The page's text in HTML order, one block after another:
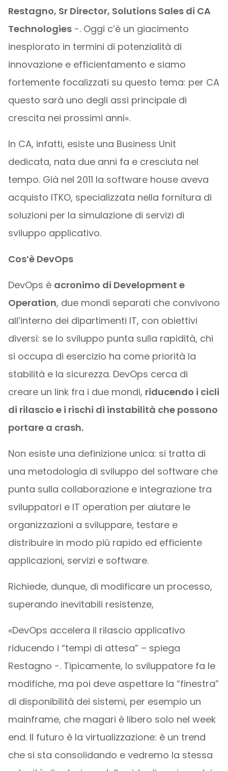
Restagno, Sr Director, Solutions Sales di CA
Technologies-. Oggi c’è un giacimento
inesplorato in termini di potenzialità di
innovazione e efficientamento e siamo
fortemente focalizzati su questo tema: per CA
questo sarà uno degli assi principale di
crescita nei prossimi anni».
In CA, infatti, esiste una Business Unit
dedicata, nata due anni fa e cresciuta nel
tempo. Già nel 2011 la software house aveva
acquisto ITKO, specializzata nella fornitura di
soluzioni per la simulazione di servizi di
sviluppo applicativo.
Cos’è DevOps
DevOps è acronimo di Development e
Operation, due mondi separati che convivono
all’interno dei dipartimenti IT, con obiettivi
diversi: se lo sviluppo punta sulla rapidità, chi
si occupa di esercizio ha come priorità la
stabilità e la sicurezza. DevOps cerca di
creare un link fra i due mondi, riducendo i cicli
di rilascio e i rischi di instabilità che possono
portare a crash.
Non esiste una definizione unica: si tratta di
una metodologia di sviluppo del software che
punta sulla collaborazione e integrazione tra
sviluppatori e IT operation per aiutare le
organizzazioni a sviluppare, testare e
distribuire in modo più rapido ed efficiente
applicazioni, servizi e software.
Richiede, dunque, di modificare un processo,
superando inevitabili resistenze,
«DevOps accelera il rilascio applicativo
riducendo i “tempi di attesa” – spiega
Restagno -. Tipicamente, lo sviluppatore fa le
modifiche, ma poi deve aspettare la “finestra”
di disponibilità dei sistemi, per esempio un
mainframe, che magari è libero solo nel week
end. Il futuro è la virtualizzazione: è un trend
che si sta consolidando e vedremo la stessa